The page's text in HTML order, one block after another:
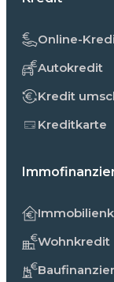
Online-
Autokredit
Kredit
Kreditkarte
Wohnkredit